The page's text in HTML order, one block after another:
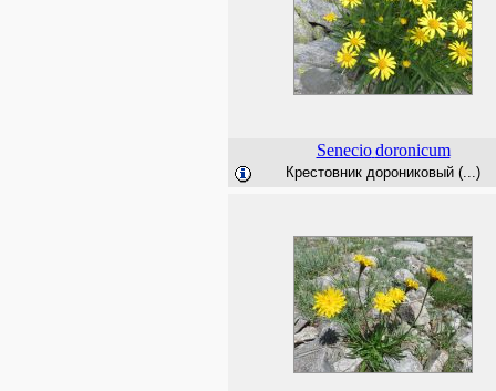
Senecio doronicum
Крестовник дорониковый (...)